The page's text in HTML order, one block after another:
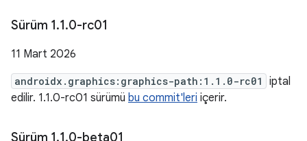
Sürüm 1.1.0-rc01
11 Mart 2026
androidx.graphics:graphics-path:1.1.0-rc01
iptal
edilir. 1.1.0-rc01 sürümü bu commit'leri içerir.
Sürüm 1.1.0-beta01